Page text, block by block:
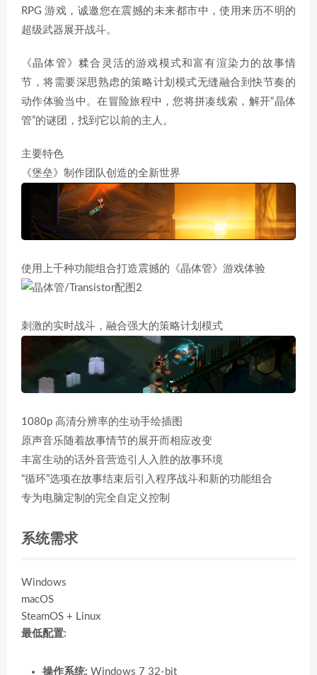
RPG 游戏，诚邀您在震撼的未来都市中，使用来历不明的
超级武器展开战斗。
《晶体管》糅合灵活的游戏模式和富有渲染力的故事情
节，将需要深思熟虑的策略计划模式无缝融合到快节奏的
动作体验当中。在冒险旅程中，您将拼凑线索，解开“晶体
管”的谜团，找到它以前的主人。
主要特色
《堡垒》制作团队创造的全新世界
使用上千种功能组合打造震撼的《晶体管》游戏体验
刺激的实时战斗，融合强大的策略计划模式
1080p 高清分辨率的生动手绘插图
原声音乐随着故事情节的展开而相应改变
丰富生动的话外音营造引人入胜的故事环境
“循环”选项在故事结束后引入程序战斗和新的功能组合
专为电脑定制的完全自定义控制
系统需求
Windows
macOS
SteamOS + Linux
最低配置:
操作系统: Windows 7 32-bit